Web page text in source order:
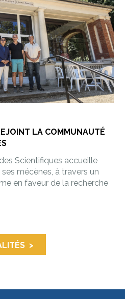
LA COMMUNAUTÉ
Scientifiques accueille
mécènes, à travers un
en faveur de la recherche